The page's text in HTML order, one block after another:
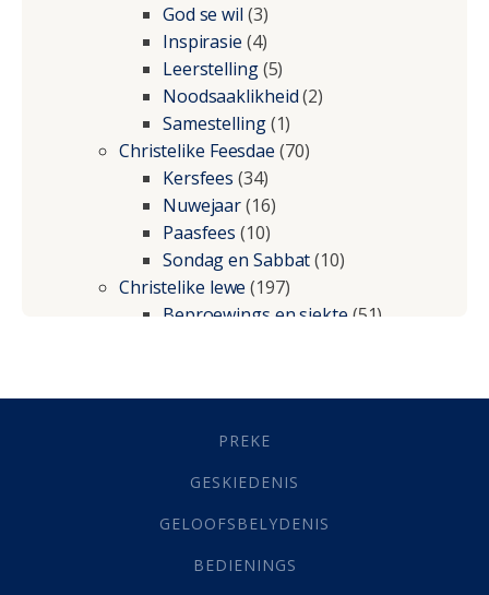
God se wil (3)
Inspirasie (4)
Leerstelling(5)
Noodsaaklikheid(2)
Samestelling(1)
Christelike Feesdae (70)
Kersfees (34)
Nuwejaar(16)
Paasfees (10)
Sondag en Sabbat(10)
Christelike lewe (197)
Beproewings en siekte(51)
Geestelike Groei(10)
(21)
Grys Areas(4)
Lewensdoel(3)
Selfondersoek(1)
PREKE
GESKIEDENIS
GELOOFSBELYDENIS
BEDIENINGS